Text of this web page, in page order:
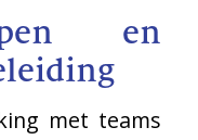
en
met teams